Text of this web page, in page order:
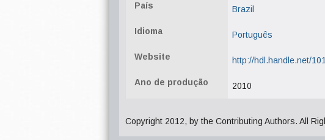
País Brazil
Idioma Português
Website http://hdl.handle.net/
Ano de produção 2010
Copyright 2012, by the Contributing Authors. All